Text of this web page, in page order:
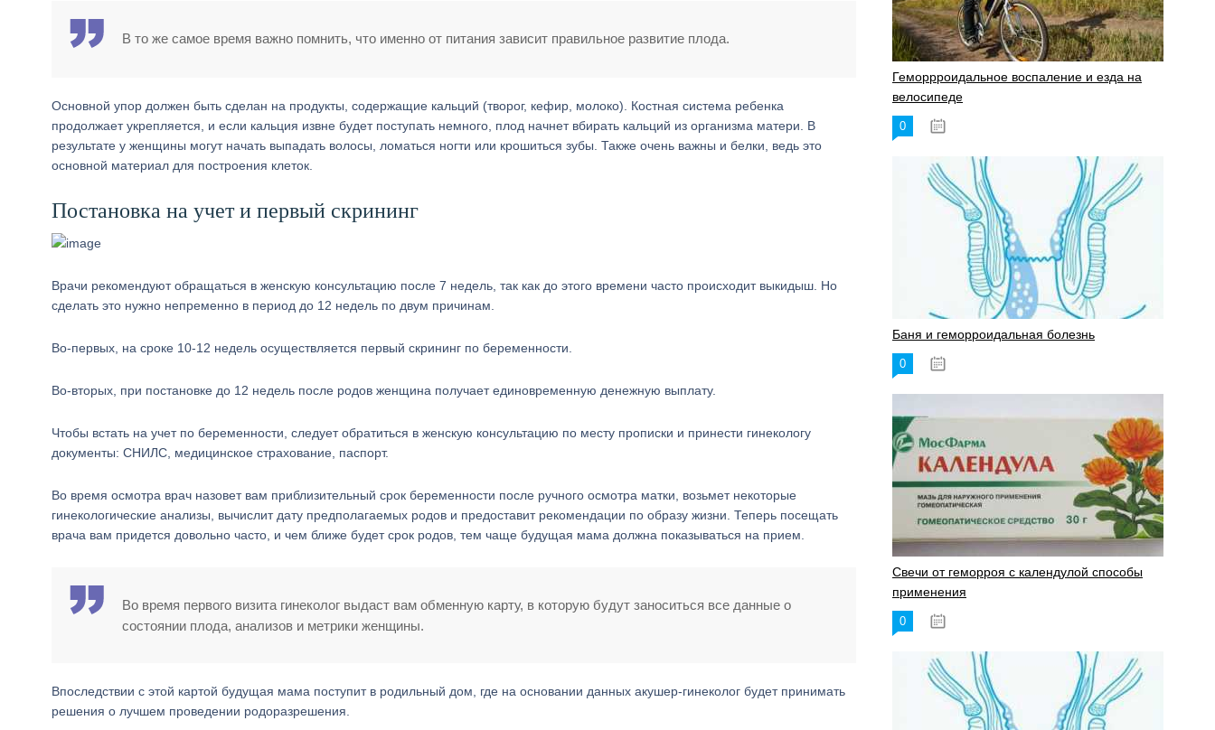
В то же самое время важно помнить, что именно от питания зависит правильное развитие плода.
Основной упор должен быть сделан на продукты, содержащие кальций (творог, кефир, молоко). Костная система ребенка
продолжает укрепляется, и если кальция извне будет поступать немного, плод начнет вбирать кальций из организма матери. В
результате у женщины могут начать выпадать волосы, ломаться ногти или крошиться зубы. Также очень важны и белки, ведь это
основной материал для построения клеток.
Постановка на учет и первый скрининг
Врачи рекомендуют обращаться в женскую консультацию после 7 недель, так как до этого времени часто происходит выкидыш. Но
сделать это нужно непременно в период до 12 недель по двум причинам.
Во-первых, на сроке 10-12 недель осуществляется первый скрининг по беременности.
Во-вторых, при постановке до 12 недель после родов женщина получает единовременную денежную выплату.
Чтобы встать на учет по беременности, следует обратиться в женскую консультацию по месту прописки и принести гинекологу
документы: СНИЛС, медицинское страхование, паспорт.
Во время осмотра врач назовет вам приблизительный срок беременности после ручного осмотра матки, возьмет некоторые
гинекологические анализы, вычислит дату предполагаемых родов и предоставит рекомендации по образу жизни. Теперь посещать
врача вам придется довольно часто, и чем ближе будет срок родов, тем чаще будущая мама должна показываться на прием.
Во время первого визита гинеколог выдаст вам обменную карту, в которую будут заноситься все данные о
состоянии плода, анализов и метрики женщины.
Впоследствии с этой картой будущая мама поступит в родильный дом, где на основании данных акушер-гинеколог будет принимать
решения о лучшем проведении родоразрешения.
Геморрроидальное воспаление и езда на
велосипеде
0
Баня и геморроидальная болезнь
0
Свечи от геморроя с календулой способы
применения
0